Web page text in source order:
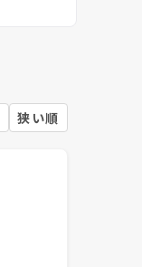
狭い順